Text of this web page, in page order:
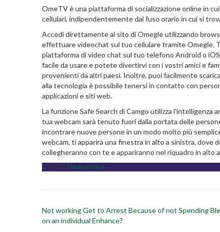
OmeTV è una piattaforma di socializzazione online in
cellulari, indipendentemente dal fuso orario in cui si
Accedi direttamente al sito di Omegle utilizzando
effettuare videochat sul tuo cellulare tramite Omegle.
piattaforma di video chat sul tuo telefono Android o
facile da usare e potete divertirvi con i vostri amici e
provenienti da altri paesi. Inoltre, puoi facilmente
alla tecnologia è possibile tenersi in contatto con
applicazioni e siti web.
La funzione Safe Search di Camgo utilizza
tua webcam sarà tenuto fuori dalla portata delle
incontrare nuove persone in un modo molto più
webcam, ti apparirà una finestra in alto a sinistra, dove
collegheranno con te e appariranno nel riquadro in
Posted in Uncategorized
Post
navigation
Not working Get to Arrest Because of not Spending
on an individual Enhance?